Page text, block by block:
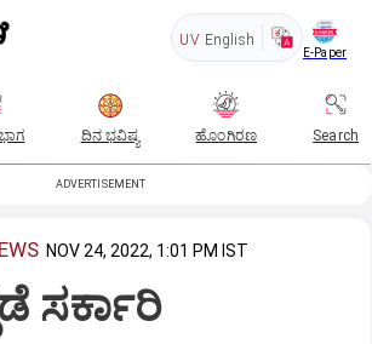
UV English
E-Paper
ದಿನ ಭವಿಷ್ಯ ಹೊಂಗಿರಣ Search
ADVERTISEMENT
NOV 24, 2022, 1:01 PM IST
ಸರ್ಕಾರಿ